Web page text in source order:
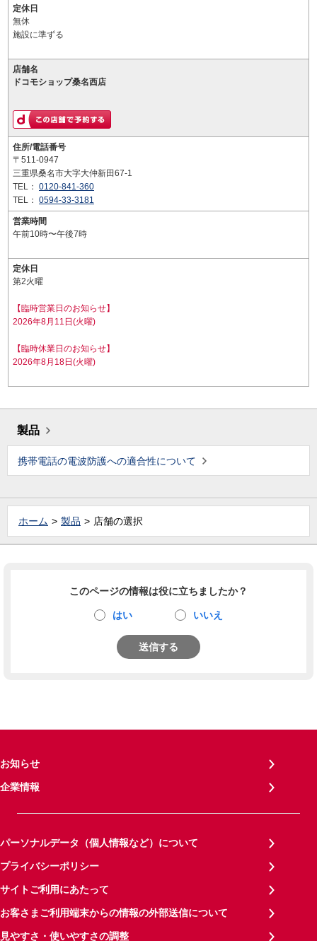
定休日
無休
施設に準ずる
店舗名
ドコモショップ桑名西店
住所/電話番号
〒511-0947
三重県桑名市大字大仲新田67-1
TEL： 0120-841-360
TEL： 0594-33-3181
営業時間
午前10時〜午後7時
定休日
第2火曜
【臨時営業日のお知らせ】
2026年8月11日(火曜)
【臨時休業日のお知らせ】
2026年8月18日(火曜)
製品
携帯電話の電波防護への適合性について
ホーム 製品 店舗の選択
このページの情報は役に立ちましたか？
はい いいえ
送信する
お知らせ
企業情報
パーソナルデータ（個人情報など）について
プライバシーポリシー
サイトご利用にあたって
お客さまご利用端末からの情報の外部送信について
見やすさ・使いやすさの調整